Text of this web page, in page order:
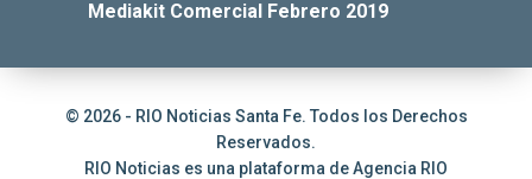
Mediakit Comercial Febrero 2019
© 2026 - RIO Noticias Santa Fe. Todos los Derechos
Reservados.
RIO Noticias es una plataforma deAgencia RIO